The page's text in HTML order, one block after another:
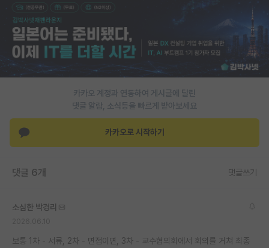
PI 전용 게시판
인문사회 계열 게시판
특수/전문대학원 게시판
반도체/AI 게시판
장학금/장학생 게시판
유학교육
카카오 계정과 연동하여 게시글에 달린
댓글 알람, 소식등을 빠르게 받아보세요
카카오로 시작하기
댓글 6개 댓글쓰기
소심한 박경리
보통 1차 - 서류, 2차 - 면접이면, 3차 - 교수협의회에서 회의를 거쳐 최종